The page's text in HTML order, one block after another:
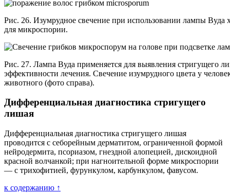
Рис. 26. Изумрудное свечение при использовании лампы Вуда
для микроспории.
Рис. 27. Лампа Вуда применяется для выявления стригущего
эффективности лечения. Свечение изумрудного цвета у
животного (фото справа).
Дифференциальная диагностика стригущего
лишая
Дифференциальная диагностика стригущего лишая
проводится с себорейным дерматитом, ограниченной формой
нейродермита, псориазом, гнездной алопецией, дискоидной
красной волчанкой; при нагноительной форме микроспории
— с трихофитией, фурункулом, карбункулом, фавусом.
к содержанию ↑